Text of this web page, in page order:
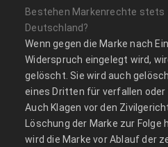
Bestehen Markenrechte stets
Deutschland?
Wenn gegen die Marke nach
Widerspruch eingelegt wird,
gelöscht. Sie wird auch
eines Dritten für verfallen oder
Auch Klagen vor den
Löschung der Marke zur Folge
wird die Marke vor Ablauf der